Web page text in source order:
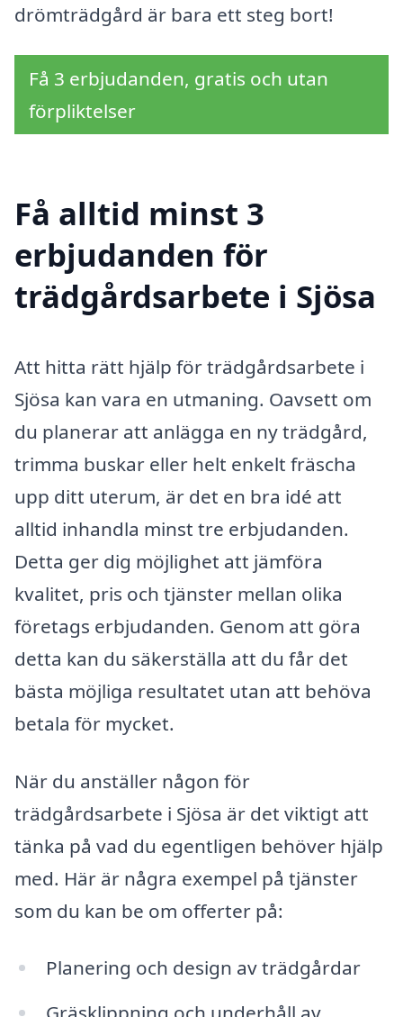
drömträdgård är bara ett steg bort!
Få 3 erbjudanden, gratis och utan
förpliktelser
Få alltid minst 3
erbjudanden för
trädgårdsarbete i Sjösa
Att hitta rätt hjälp för trädgårdsarbete i
Sjösa kan vara en utmaning. Oavsett om
du planerar att anlägga en ny trädgård,
trimma buskar eller helt enkelt fräscha
upp ditt uterum, är det en bra idé att
alltid inhandla minst tre erbjudanden.
Detta ger dig möjlighet att jämföra
kvalitet, pris och tjänster mellan olika
företags erbjudanden. Genom att göra
detta kan du säkerställa att du får det
bästa möjliga resultatet utan att behöva
betala för mycket.
När du anställer någon för
trädgårdsarbete i Sjösa är det viktigt att
tänka på vad du egentligen behöver hjälp
med. Här är några exempel på tjänster
som du kan be om offerter på:
Planering och design av trädgårdar